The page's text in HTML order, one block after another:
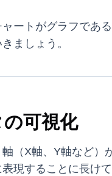
ートがグラフであ
ましょう。
の可視化
軸（X軸、Y軸など）
現することに長け